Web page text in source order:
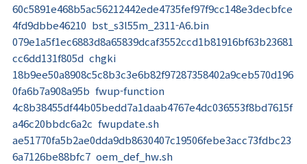
60c5891e468b5ac56212442ede4735fef97f9cc148e3decbfce
4fd9dbbe46210 bst_s3l55m_2311-A6.bin
079e1a5f1ec6883d8a65839dcaf3552ccd1b81916bf63b23681
cc6dd131f805d chgki
18b9ee50a8908c5c8b3c3e6b82f97287358402a9ceb570d196
0fa6b7a908a95b fwup-function
4c8b38455df44b05bedd7a1daab4767e4dc036553f8bd7615f
a46c20bbdc6a2c fwupdate.sh
ae51770fa5b2ae0dda9db8630407c19506febe3acc73fdbc23
6a7126be88bfc7 oem_def_hw.sh